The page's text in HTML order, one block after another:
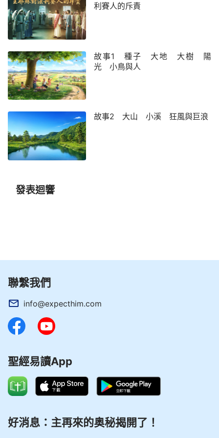
的，是不容人觸犯的，也是不容任何人置疑的，是任
何受造之物與非受造之物所不具備的，是神特有的，
容人觸犯的，同樣，神公義性情的另外一方面，也就
是神的憐憫也是聖潔的、不容人觸犯的。任何受造之
物或者非受造之物都不能代替或者代表神作神要作的
事情，也不能代替或者代表神毁滅所多瑪，或者拯救
尼尼微，這就是神獨一無二的公義性情的真實發表。
——《話・卷二 關于認識神・獨一無二的神自己
利賽人的斥責
故事1 種子 大地 大樹 陽
光 小鳥與人
故事2 大山 小溪 狂風與巨浪
發表迴響
聯繫我們
info@expecthim.com
聖經易讀App
好消息：主再來的奥秘揭開了！